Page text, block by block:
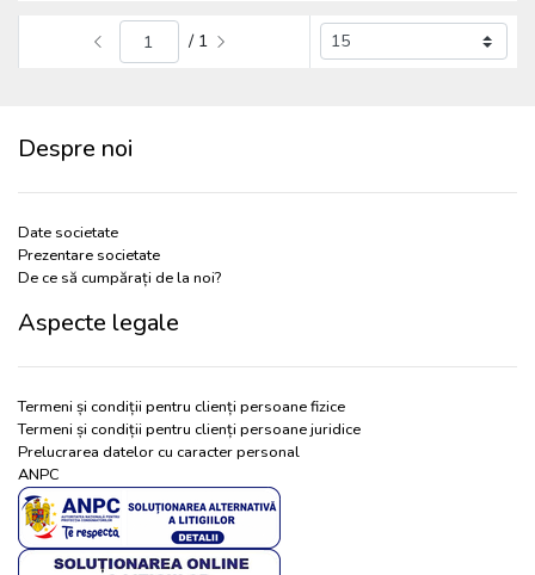
/ 1
Despre noi
Date societate
Prezentare societate
De ce să cumpărați de la noi?
Aspecte legale
Termeni și condiții pentru clienți persoane fizice
Termeni și condiții pentru clienți persoane juridice
Prelucrarea datelor cu caracter personal
ANPC